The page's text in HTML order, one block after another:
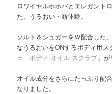
ロワイヤルホホバとエレガント
た、うるおい・新体験。
ソルト＆シュガーをＷ配合した
なうるおいをONするボディ用ス
ェ ボディ オイル スクラブ 」
オイル成分をさらにたっぷり配
なりました。